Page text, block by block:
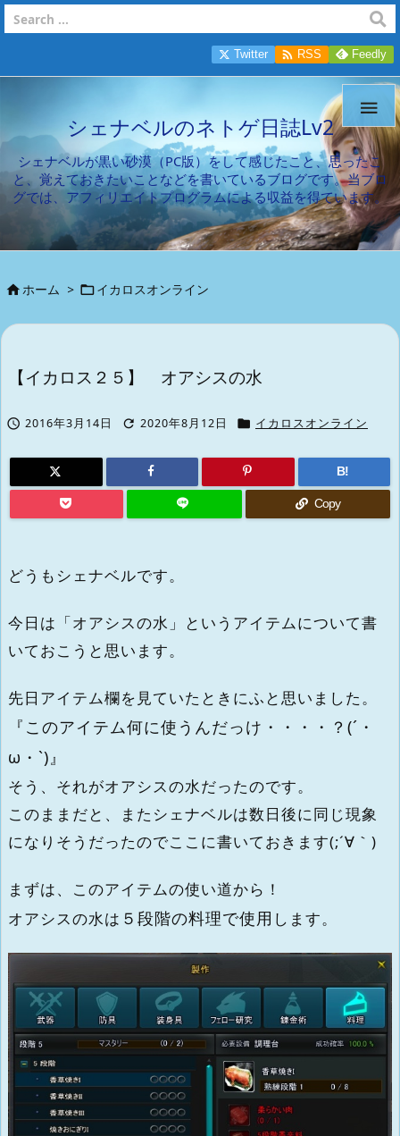
シェナベルのネトゲ日誌Lv2
シェナベルが黒い砂漠（PC版）をして感じたこと、思ったこ
と、覚えておきたいことなどを書いているブログです。当ブロ
グでは、アフィリエイトプログラムによる収益を得ています。

Twitter  RSS Feedly
ホーム > イカロスオンライン
【イカロス２５】 オアシスの水
 2016年3月14日  2020年8月12日  イカロスオンライン
B!
Copy
どうもシェナベルです。
今日は「オアシスの水」というアイテムについて書
いておこうと思います。
先日アイテム欄を見ていたときにふと思いました。
『このアイテム何に使うんだっけ・・・・？(´・
ω・`)』
そう、それがオアシスの水だったのです。
このままだと、またシェナベルは数日後に同じ現象
になりそうだったのでここに書いておきます(;´∀｀)
まずは、このアイテムの使い道から！
オアシスの水は ５段階の料理で使用 します。